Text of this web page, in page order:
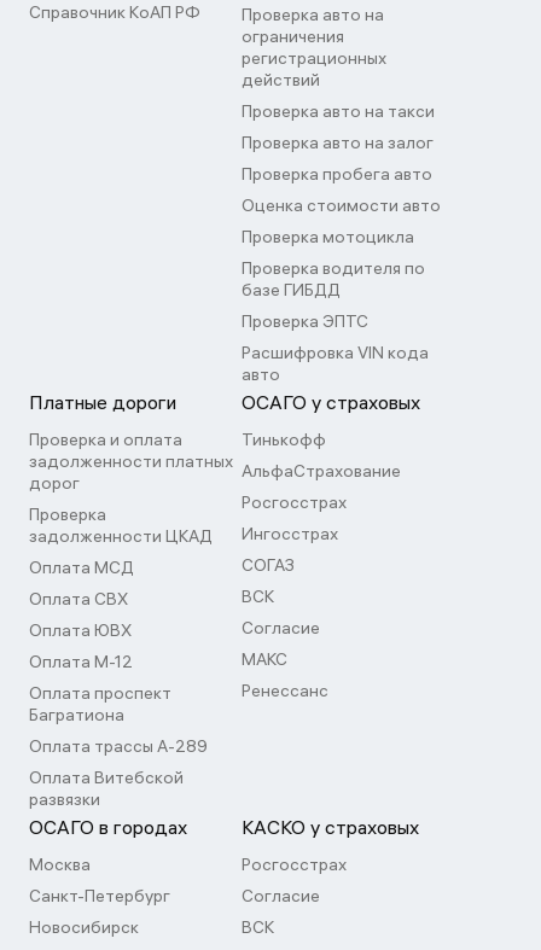
Справочник КоАП РФ
Проверка авто на
ограничения
регистрационных
действий
Проверка авто на такси
Проверка авто на залог
Проверка пробега авто
Оценка стоимости авто
Проверка мотоцикла
Проверка водителя по
базе ГИБДД
Проверка ЭПТС
Расшифровка VIN кода
авто
Платные дороги
Проверка и оплата
задолженности платных
дорог
Проверка
задолженности ЦКАД
Оплата МСД
Оплата СВХ
Оплата ЮВХ
Оплата М-12
Оплата проспект
Багратиона
Оплата трассы А-289
Оплата Витебской
развязки
ОСАГО у страховых
Тинькофф
АльфаСтрахование
Росгосстрах
Ингосстрах
СОГАЗ
ВСК
Согласие
МАКС
Ренессанс
ОСАГО в городах
Москва
Санкт-Петербург
Новосибирск
КАСКО у страховых
Росгосстрах
Согласие
ВСК